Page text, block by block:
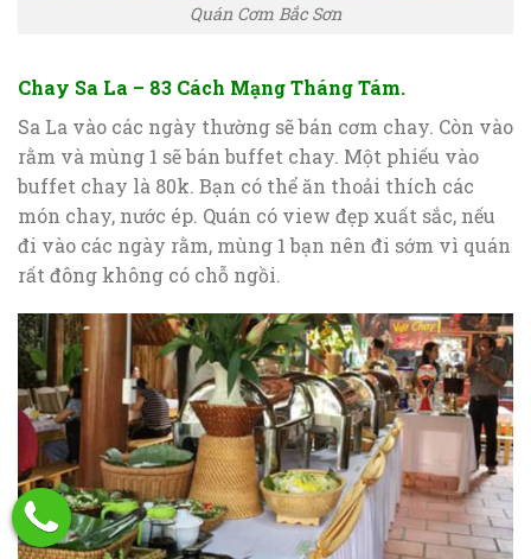
Quán Cơm Bắc Sơn
Chay Sa La – 83 Cách Mạng Tháng Tám.
Sa La vào các ngày thường sẽ bán cơm chay. Còn vào
rằm và mùng 1 sẽ bán buffet chay. Một phiếu vào
buffet chay là 80k. Bạn có thể ăn thoải thích các
món chay, nước ép. Quán có view đẹp xuất sắc, nếu
đi vào các ngày rằm, mùng 1 bạn nên đi sớm vì quán
rất đông không có chỗ ngồi.